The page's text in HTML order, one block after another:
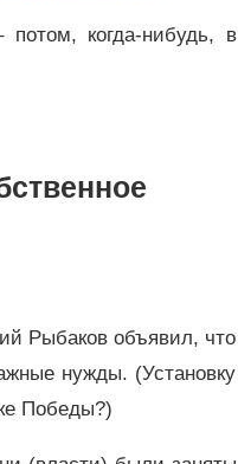
когда-нибудь, в
Рыбаков объявил, что
нужды. (Установку
Победы?)